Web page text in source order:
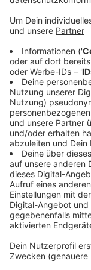
Das
Platzes durch
Sie fürchtet,
Platz dauerhaft
sich nichts
Bürgermeister
vor, Schilder mit
aufzustellen
gehen zu
Anzeige